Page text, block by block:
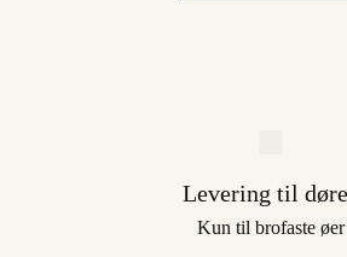
Levering til
Kun til brofaste øer